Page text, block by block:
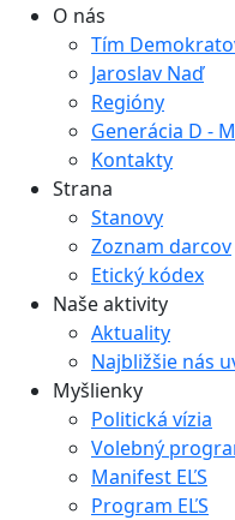
O nás
Tím
Jaroslav Naď
Regióny
Generácia D -
Kontakty
Strana
Stanovy
Zoznam darcov
Etický kódex
Naše aktivity
Aktuality
Najbližšie nás
Myšlienky
Politická vízia
Volebný
Manifest EĽS
Program EĽS